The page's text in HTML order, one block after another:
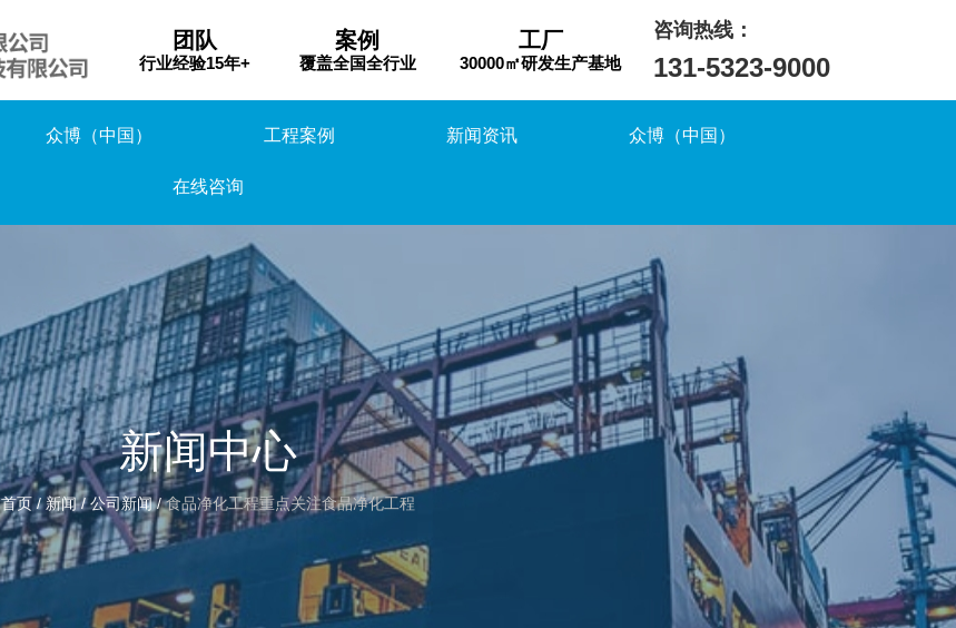
团队
行业经验15年+
案例
覆盖全国全行业
工厂
30000㎡研发生产基地
咨询热线：
131-5323-9000
众博（中国） 工程案例 新闻资讯 众博（中国）
在线咨询
新闻中心
首页/新闻 /公司新闻 /食品净化工程重点关注食品净化工程